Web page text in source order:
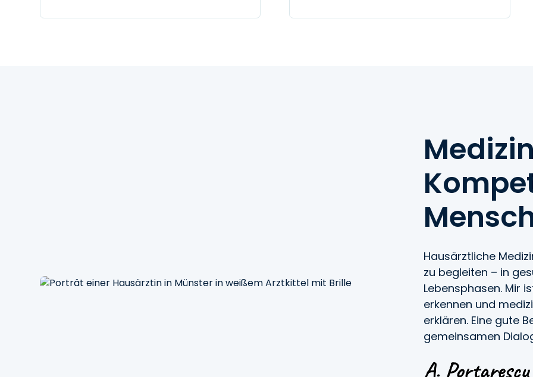
Hausärztliche
zu begleiten – in
Lebensphasen. Mir
erkennen und
erklären. Eine gute
gemeinsamen